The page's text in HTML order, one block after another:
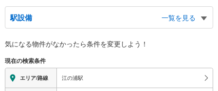
駅設備
一覧を見る
※段差なしでの移動経路
地上⇔改札⇔ホーム：◯
スロープ
・ホーム⇔構内踏切
気になる物件がなかったら条件を変更しよう！
現在の検索条件
エリア/路線 江の浦駅